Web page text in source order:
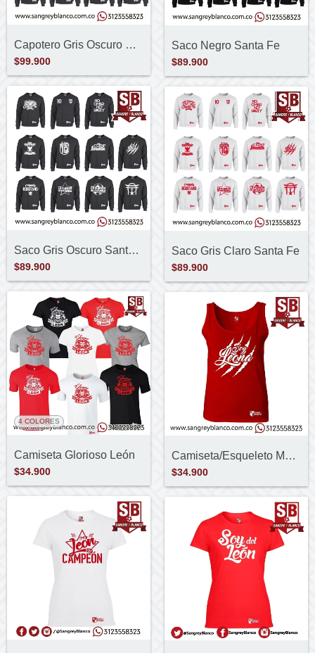
Capotero Gris Oscuro Santa Fe
$99.900
Saco Negro Santa Fe
$89.900
Saco Gris Oscuro Santa Fe
$89.900
Saco Gris Claro Santa Fe
$89.900
4 COLORES
Camiseta Glorioso León
$34.900
Camiseta/Esqueleto Mujer Soy Leona-Rasgu...
$34.900